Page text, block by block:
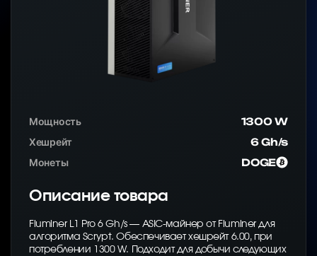
Мощность
1300 W
Хешрейт
6 Gh/s
Монеты
DOGE
Описание товара
Fluminer L1 Pro 6 Gh/s — ASIC-майнер от Fluminer для
алгоритма Scrypt. Обеспечивает хешрейт 6.00, при
потреблении 1300 W. Подходит для добычи следующих